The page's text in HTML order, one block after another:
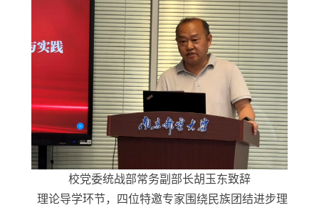
校党委统战部常务副部长胡玉东致辞
理论导学环节，四位特邀专家围绕民族团结进步理